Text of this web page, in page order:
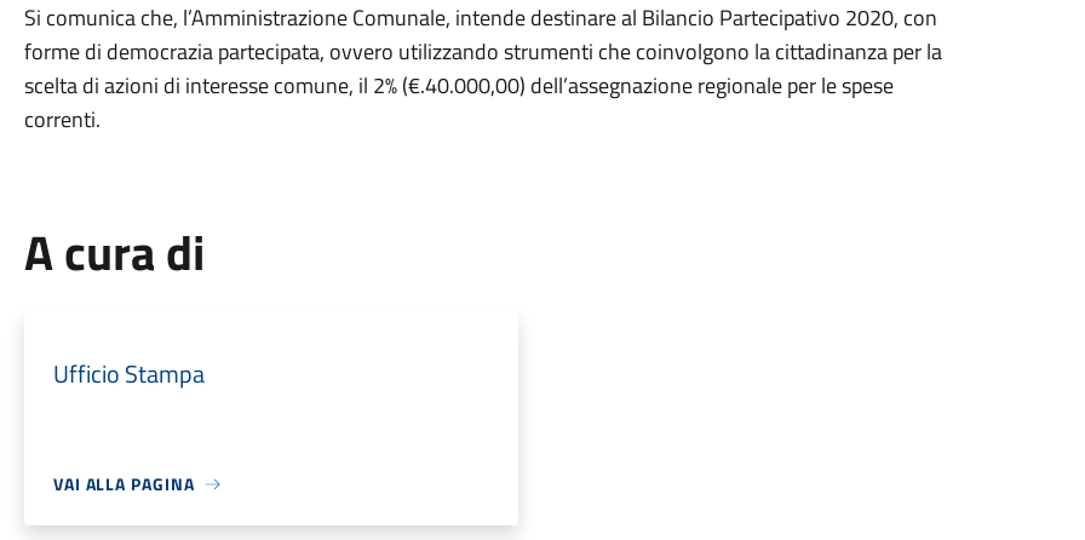
Si comunica che, l’Amministrazione Comunale, intende destinare al Bilancio Partecipativo 2020, con
forme di democrazia partecipata, ovvero utilizzando strumenti che coinvolgono la cittadinanza per la
scelta di azioni di interesse comune, il 2% (€.40.000,00) dell’assegnazione regionale per le spese
correnti.
A cura di
Ufficio Stampa
VAI ALLA PAGINA